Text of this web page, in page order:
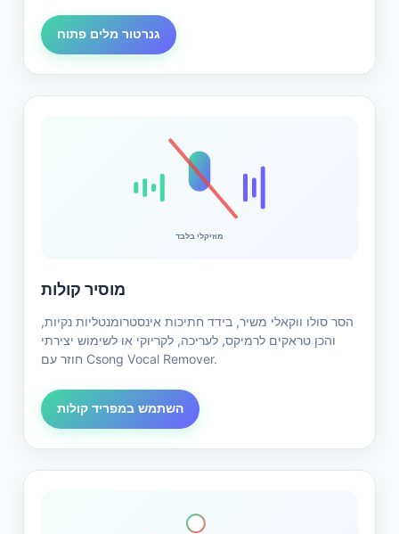
גנרטור מלים פתוח
מוזיקלי בלבד
מוסיר קולות
הסר סולו ווקאלי משיר, בידד חתיכות אינסטרומנטליות נקיות,
והכן טראקים לרמיקס, לעריכה, לקריוקי או לשימוש יצירתי
חוזר עם Csong Vocal Remover.
השתמש במפריד קולות